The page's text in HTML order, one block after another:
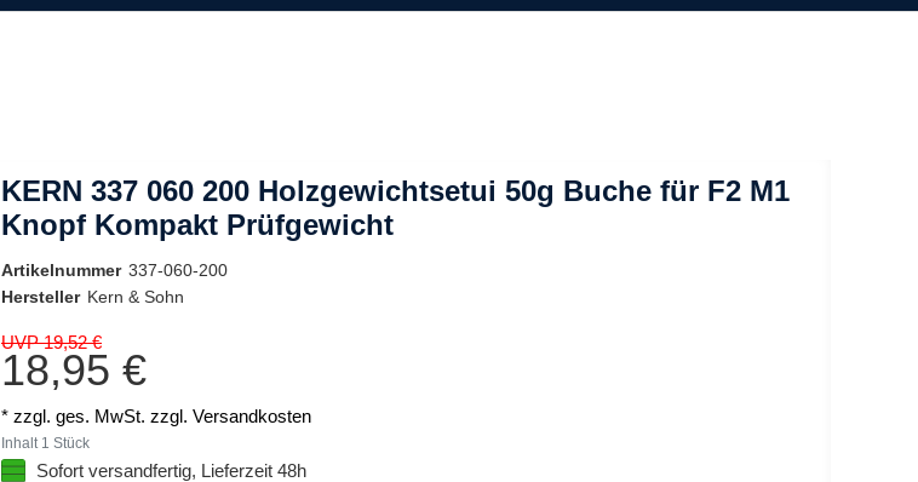
KERN 337 060 200 Holzgewichtsetui 50g Buche für F2 M1
Knopf Kompakt Prüfgewicht
Artikelnummer 337-060-200
Hersteller Kern & Sohn
UVP 19,52 €
18,95 €
* zzgl. ges. MwSt. zzgl. Versandkosten
Inhalt 1 Stück
Sofort versandfertig, Lieferzeit 48h